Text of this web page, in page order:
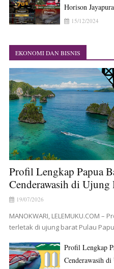
Horison Jayapura
15/12/2024
EKONOMI DAN BISNIS
Profil Lengkap Papua
Cenderawasih di Ujung
19/07/2026
MANOKWARI, LELEMUKU.COM –
terletak di ujung barat Pulau
Profil Lengkap
Cenderawasih